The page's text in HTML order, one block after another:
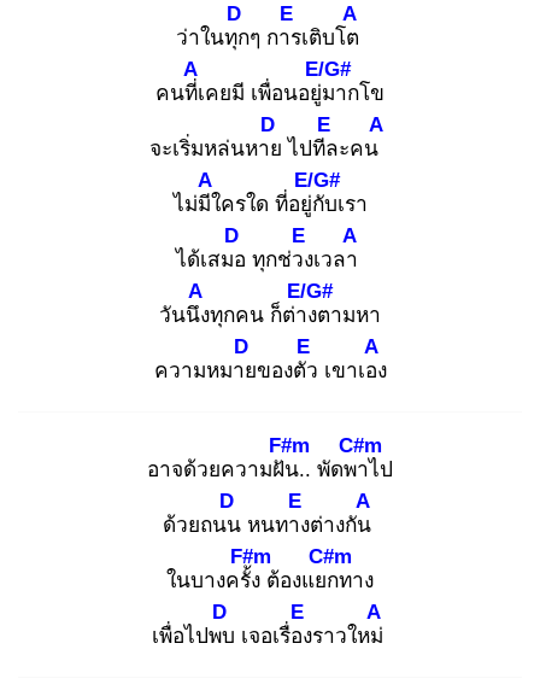
ว่าในทุก
D
ๆ การ
E
เติบโต
A
คนที่เ
A
คยมี เพื่อนอยู่ม
E/G#
ากโข
จะเริ่มหล่นหาย
D
ไปทีล
E
ะคน
A
ไม่มีใ
A
ครใด ที่อยู่กั
E/G#
บเรา
ได้เสมอ
D
ทุกช่วง
E
เวลา
A
วันนึง
A
ทุกคน ก็ต่าง
E/G#
ตามหา
ความหมาย
D
ของตัว
E
เขาเอง
A
อาจด้วยความฝัน
F#m
.. พัดพา
C#m
ไป
ด้วยถนน
D
หนทาง
E
ต่างกัน
A
ในบางครั้ง
F#m
ต้องแยก
C#m
ทาง
เพื่อไปพบ
D
เจอเรื่อง
E
ราวใหม่
A